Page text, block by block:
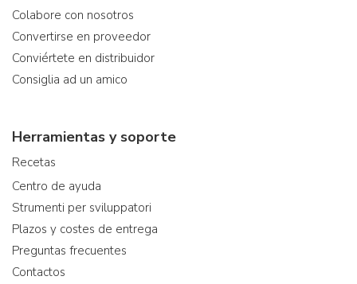
Colabore con nosotros
Convertirse en proveedor
Conviértete en distribuidor
Consiglia ad un amico
Herramientas y soporte
Recetas
Centro de ayuda
Strumenti per sviluppatori
Plazos y costes de entrega
Preguntas frecuentes
Contactos